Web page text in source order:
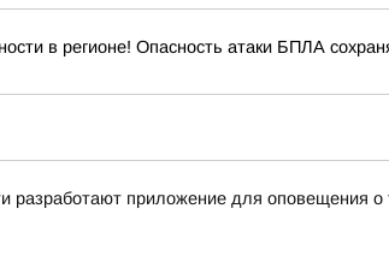
в регионе! Опасность атаки БПЛА
разработают приложение для оповещения о